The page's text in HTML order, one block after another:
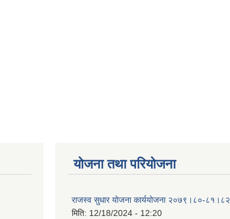
योजना तथा परियोजना
राजस्व सुधार योजना कार्ययोजना २०७९।८०-८१।८२
मिति: 12/18/2024 - 12:20